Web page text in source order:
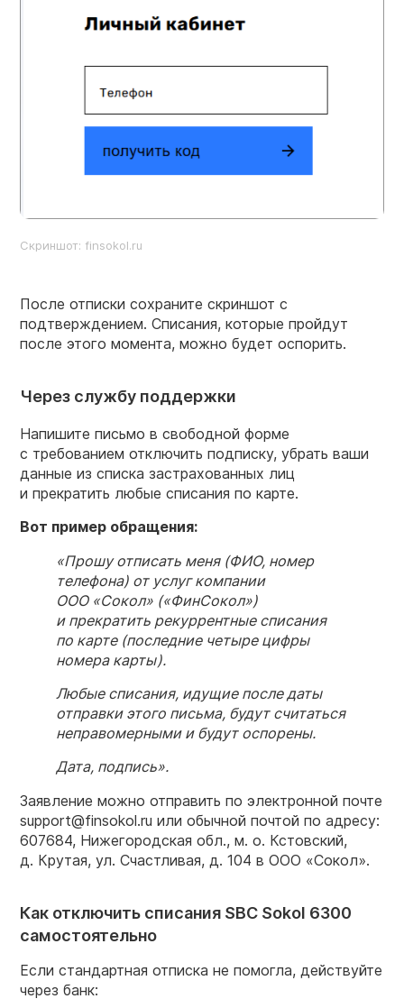
Скриншот: finsokol.ru
После отписки сохраните скриншот с
подтверждением. Списания, которые пройдут
после этого момента, можно будет оспорить.
Через службу поддержки
Напишите письмо в свободной форме
с требованием отключить подписку, убрать ваши
данные из списка застрахованных лиц
и прекратить любые списания по карте.
Вот пример обращения:
«Прошу отписать меня (ФИО, номер
телефона) от услуг компании
ООО «Сокол» («ФинСокол»)
и прекратить рекуррентные списания
по карте (последние четыре цифры
номера карты).
Любые списания, идущие после даты
отправки этого письма, будут считаться
неправомерными и будут оспорены.
Дата, подпись».
Заявление можно отправить по электронной почте
support@finsokol.ru или обычной почтой по адресу:
607684, Нижегородская обл., м. о. Кстовский,
д. Крутая, ул. Счастливая, д. 104 в ООО «Сокол».
Как отключить списания SBC Sokol 6300
самостоятельно
Если стандартная отписка не помогла, действуйте
через банк: